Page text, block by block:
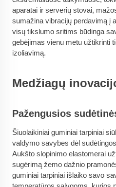
aparatai ir serverių stovai,
sumažina vibracijų perdavimą į
visų tikslumo sritims būdinga
gebėjimas vienu metu užtikrinti
izoliavimą.
Medžiagų
Pažengusios
Šiuolaikiniai guminiai tarpiniai
valdymo savybes dėl
Aukšto slopinimo elastomerai
sugėrimą žemo dažnio
guminiai tarpiniai išlaiko savo